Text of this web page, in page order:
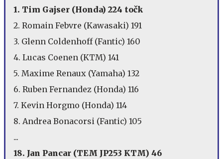
1. Tim Gajser (Honda) 224 točk
2. Romain Febvre (Kawasaki) 191
3. Glenn Coldenhoff (Fantic) 160
4. Lucas Coenen (KTM) 141
5. Maxime Renaux (Yamaha) 132
6. Ruben Fernandez (Honda) 116
7. Kevin Horgmo (Honda) 114
8. Andrea Bonacorsi (Fantic) 105
...
18. Jan Pancar (TEM JP253 KTM) 46